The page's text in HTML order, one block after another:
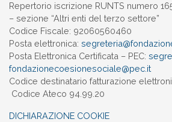
Repertorio iscrizione RUNTS numero
– sezione “Altri enti del terzo settore”
Codice Fiscale: 92060560460
Posta elettronica: segreteria@
Posta Elettronica Certificata – PEC:
fondazionecoesionesociale@pec. it
Codice destinatario fatturazione
Codice Ateco 94.99.20
DICHIARAZIONE COOKIE